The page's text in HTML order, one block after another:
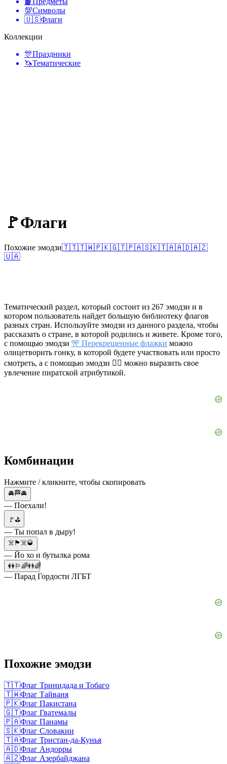
💯Символы
🇺🇸Флаги
Коллекции
🎊Праздники
🦄Тематические
🚩Флаги
Похожие эмодзи🇹🇹🇹🇼🇵🇰🇬🇹🇵🇦🇸🇰🇹🇦🇦🇩🇦🇿
🇺🇦
Тематический раздел, который состоит из 267 эмодзи и в
котором пользователь найдет большую библиотеку флагов
разных стран. Используйте эмодзи из данного раздела, чтобы
рассказать о стране, в которой родились и живете. Кроме того,
с помощью эмодзи 🎌 Перекрещенные флажки можно
олицетворить гонку, в которой будете участвовать или просто
смотреть, а с помощью эмодзи 🏴‍☠ можно выразить свое
увлечение пиратской атрибутикой.
Комбинации
Нажмите / кликните, чтобы скопировать
🚘🏁🚘
— Поехали!
🚩⛳
— Ты попал в дыру!
☠️🏴‍☠️🥃
— Йо хо и бутылка рома
👭🏳️‍🌈👬🌈
— Парад Гордости ЛГБТ
Похожие эмодзи
🇹🇹Флаг Тринидада и Тобаго
🇹🇼Флаг Тайваня
🇵🇰Флаг Пакистана
🇬🇹Флаг Гватемалы
🇵🇦Флаг Панамы
🇸🇰Флаг Словакии
🇹🇦Флаг Тристан-да-Кунья
🇦🇩Флаг Андорры
🇦🇿Флаг Азербайджана